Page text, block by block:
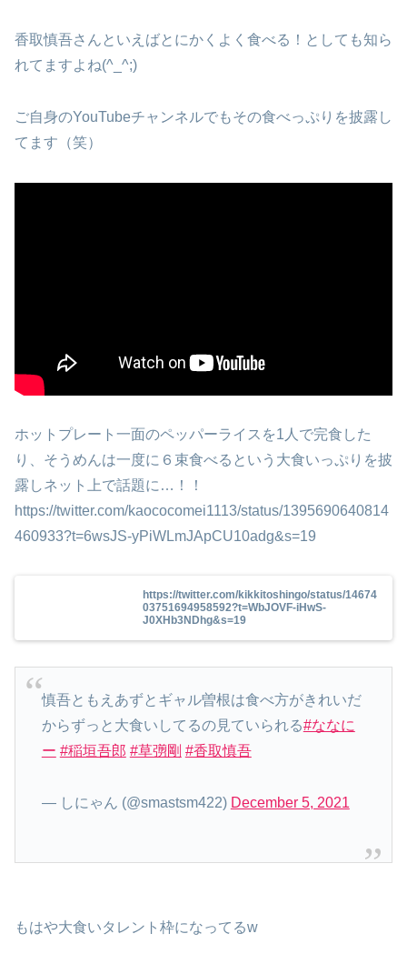
香取慎吾さんといえばとにかくよく食べる！としても知ら
れてますよね(^_^;)
ご自身のYouTubeチャンネルでもその食べっぷりを披露し
てます（笑）
ホットプレート一面のペッパーライスを1人で完食した
り、そうめんは一度に６束食べるという大食いっぷりを披
露しネット上で話題に…！！
https://twitter.com/kaococomei1113/status/1395690640814
460933?t=6wsJS-yPiWLmJApCU10adg&s=19
https://twitter.com/kikkitoshingo/status/14674
03751694958592?t=WbJOVF-iHwS-
J0XHb3NDhg&s=19
慎吾ともえあずとギャル曽根は食べ方がきれいだ
からずっと大食いしてるの見ていられる#ななに
ー #稲垣吾郎 #草彅剛 #香取慎吾
— しにゃん (@smastsm422) December 5, 2021
もはや大食いタレント枠になってるw